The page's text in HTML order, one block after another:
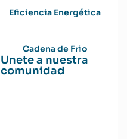
Eficiencia Energética
Cadena de Frio
Unete a nuestra
comunidad